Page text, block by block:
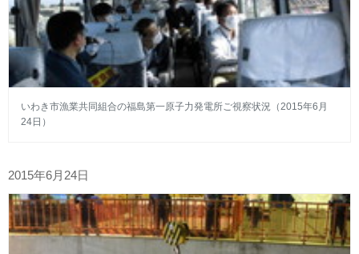
いわき市漁業共同組合の福島第一原子力発電所ご視察状況（2015年6月
24日）
2015年6月24日